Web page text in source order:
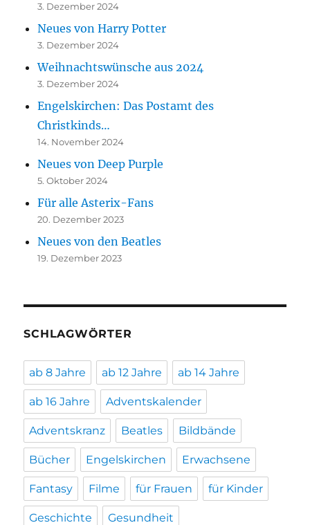
3. Dezember 2024
Neues von Harry Potter
3. Dezember 2024
Weihnachtswünsche aus 2024
3. Dezember 2024
Engelskirchen: Das Postamt des
Christkinds…
14. November 2024
Neues von Deep Purple
5. Oktober 2024
Für alle Asterix-Fans
20. Dezember 2023
Neues von den Beatles
19. Dezember 2023
SCHLAGWÖRTER
ab 8 Jahre ab 12 Jahre ab 14 Jahre
ab 16 Jahre Adventskalender
Adventskranz Beatles Bildbände
Bücher Engelskirchen Erwachsene
Fantasy Filme für Frauen für Kinder
Geschichte Gesundheit